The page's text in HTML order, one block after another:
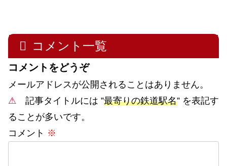
コメント一覧
コメントをどうぞ
メールアドレスが公開されることはありません。
⚠ 記事タイトルには ”最寄りの鉄道駅名” を表記す
ることが多いです。
コメント ※